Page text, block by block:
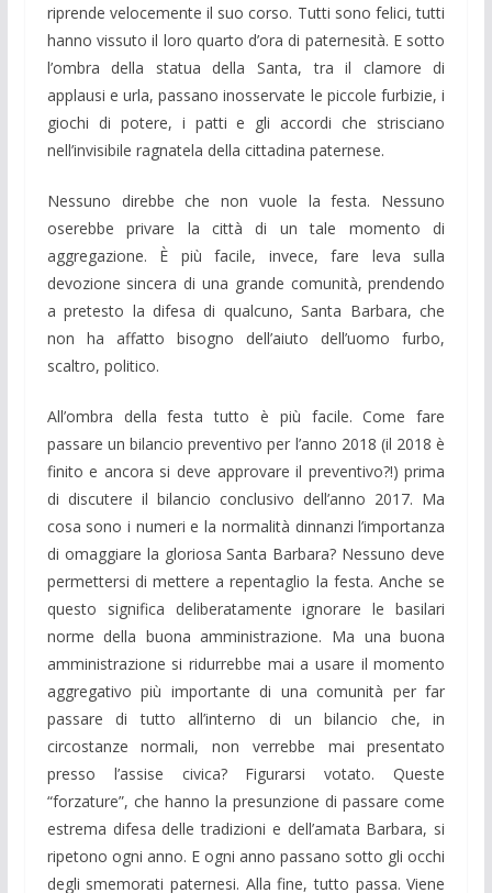
riprende velocemente il suo corso. Tutti sono felici, tutti
hanno vissuto il loro quarto d’ora di paternesità. E sotto
l’ombra della statua della Santa, tra il clamore di
applausi e urla, passano inosservate le piccole furbizie, i
giochi di potere, i patti e gli accordi che strisciano
nell’invisibile ragnatela della cittadina paternese.
Nessuno direbbe che non vuole la festa. Nessuno
oserebbe privare la città di un tale momento di
aggregazione. È più facile, invece, fare leva sulla
devozione sincera di una grande comunità, prendendo
a pretesto la difesa di qualcuno, Santa Barbara, che
non ha affatto bisogno dell’aiuto dell’uomo furbo,
scaltro, politico.
All’ombra della festa tutto è più facile. Come fare
passare un bilancio preventivo per l’anno 2018 (il 2018 è
finito e ancora si deve approvare il preventivo?!) prima
di discutere il bilancio conclusivo dell’anno 2017. Ma
cosa sono i numeri e la normalità dinnanzi l’importanza
di omaggiare la gloriosa Santa Barbara? Nessuno deve
permettersi di mettere a repentaglio la festa. Anche se
questo significa deliberatamente ignorare le basilari
norme della buona amministrazione. Ma una buona
amministrazione si ridurrebbe mai a usare il momento
aggregativo più importante di una comunità per far
passare di tutto all’interno di un bilancio che, in
circostanze normali, non verrebbe mai presentato
presso l’assise civica? Figurarsi votato. Queste
“forzature”, che hanno la presunzione di passare come
estrema difesa delle tradizioni e dell’amata Barbara, si
ripetono ogni anno. E ogni anno passano sotto gli occhi
degli smemorati paternesi. Alla fine, tutto passa. Viene